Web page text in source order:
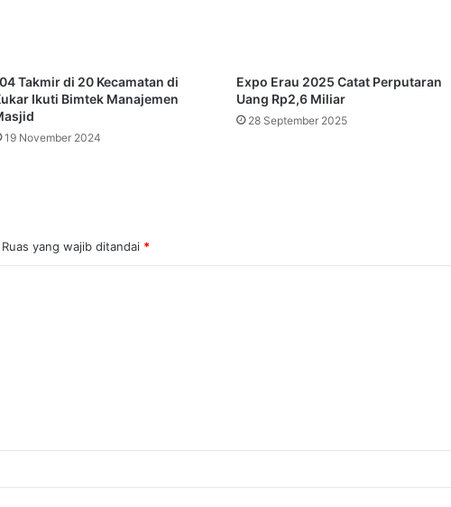
Takmir di 20 Kecamatan di
Ikuti Bimtek Manajemen
19 November 2024
Expo Erau 2025 Catat Perputaran
Uang Rp2,6 Miliar
28 September 2025
Ruas yang wajib ditandai *